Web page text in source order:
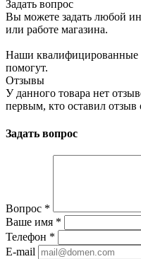
Задать вопрос
Вы можете задать любой
или работе магазина.
Наши квалифицированные
помогут.
Отзывы
У данного товара нет
первым, кто оставил отзыв
Задать вопрос
Вопрос *
Ваше имя *
Телефон *
E-mail